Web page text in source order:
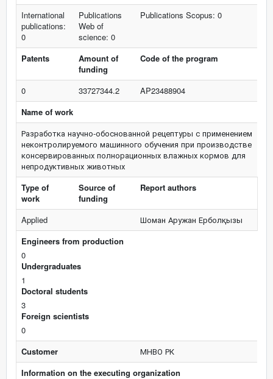
International
publications:
0
Publications
Web of
science: 0
Publications Scopus: 0
Patents
Amount of
funding
Code of the program
0 33727344.2
AP23488904
Name of work
Разработка научно-обоснованной рецептуры с применением
неконтролируемого машинного обучения при производстве
консервированных полнорационных влажных кормов для
непродуктивных животных
Type of
work
Source of
funding
Report authors
Applied
Шоман Аружан Ерболқызы
Engineers from production
0
Undergraduates
1
Doctoral students
3
Foreign scientists
0
Customer
МНВО РК
Information on the executing organization